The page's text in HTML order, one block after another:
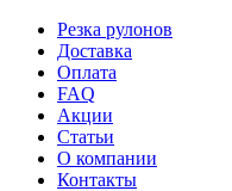
Резка рулонов
Доставка
Оплата
FAQ
Акции
Статьи
О компании
Контакты